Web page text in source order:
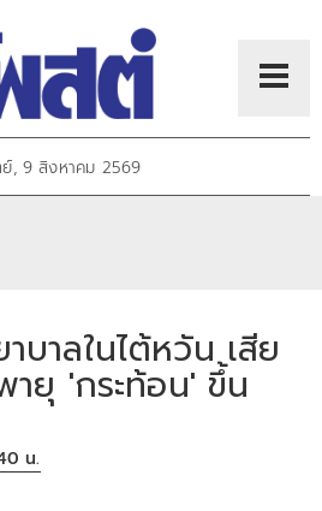
, 9 สิงหาคม 2569
บาลในไต้หวัน เสีย
ยุ 'กระท้อน' ขึ้น
น.